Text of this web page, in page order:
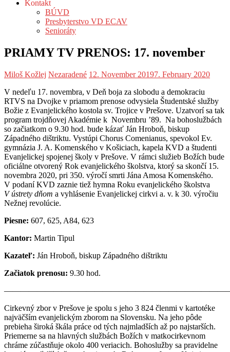
Kontakt
BÚVD
Presbyterstvo VD ECAV
Senioráty
PRIAMY TV PRENOS: 17. november
Miloš Kožlej Nezaradené 12. November 20197. February 2020
V nedeľu 17. novembra, v Deň boja za slobodu a demokraciu
RTVS na Dvojke v priamom prenose odvysiela Študentské služby
Božie z Evanjelického kostola sv. Trojice v Prešove. Uzatvorí sa tak
program trojdňovej Akadémie k Novembru ’89. Na bohoslužbách
so začiatkom o 9.30 hod. bude kázať Ján Hroboň, biskup
Západného dištriktu. Vystúpi Chorus Comenianus, spevokol Ev.
gymnázia J. A. Komenského v Košiciach, kapela KVD a študenti
Evanjelickej spojenej školy v Prešove. V rámci služieb Božích bude
oficiálne otvorený Rok evanjelického školstva, ktorý sa skončí 15.
novembra 2020, pri 350. výročí smrti Jána Amosa Komenského.
V podaní KVD zaznie tiež hymna Roku evanjelického školstva
V ústrety dňom a vyhlásenie Evanjelickej cirkvi a. v. k 30. výročiu
Nežnej revolúcie.
Piesne: 607, 625, A84, 623
Kantor: Martin Tipul
Kazateľ: Ján Hroboň, biskup Západného dištriktu
Začiatok prenosu: 9.30 hod.
Cirkevný zbor v Prešove je spolu s jeho 3 824 členmi v kartotéke
najväčším evanjelickým zborom na Slovensku. Na jeho pôde
prebieha široká škála práce od tých najmladších až po najstarších.
Priemerne sa na hlavných službách Božích v matkocirkevnom
chráme zúčastňuje okolo 400 veriacich. Bohoslužby sa pravidelne